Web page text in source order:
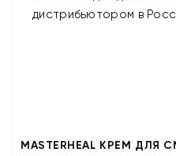
MASTERHEAL КРЕМ ДЛЯ